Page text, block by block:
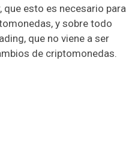
que esto es necesario para
y sobre todo
que no viene a ser
de criptomonedas.